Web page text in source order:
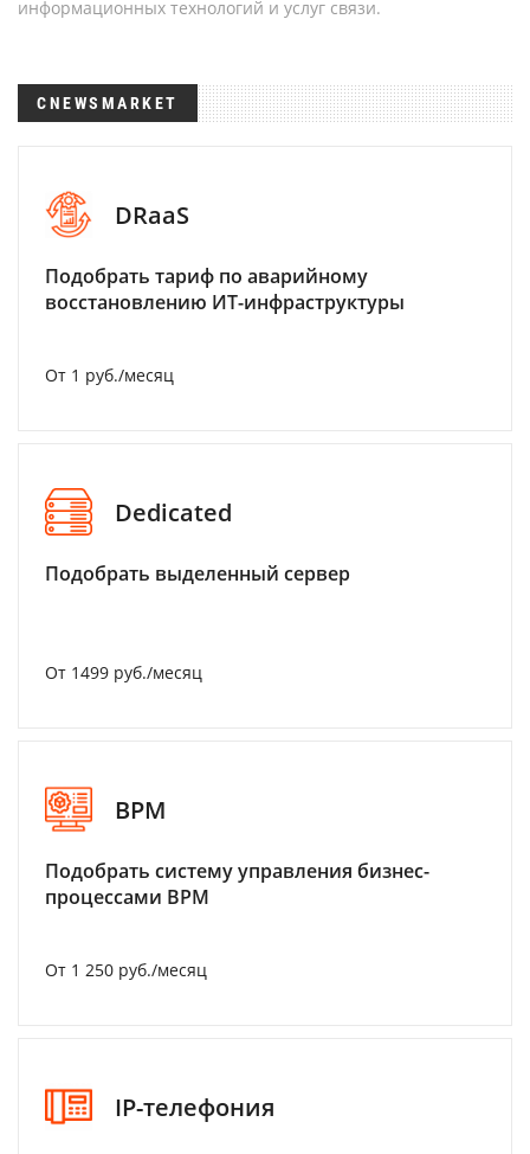
информационных технологий и услуг связи.
CNEWSMARKET
DRaaS
Подобрать тариф по аварийному
восстановлению ИТ-инфраструктуры
От 1 руб./месяц
Dedicated
Подобрать выделенный сервер
От 1499 руб./месяц
BPM
Подобрать систему управления бизнес-
процессами BPM
От 1 250 руб./месяц
IP-телефония